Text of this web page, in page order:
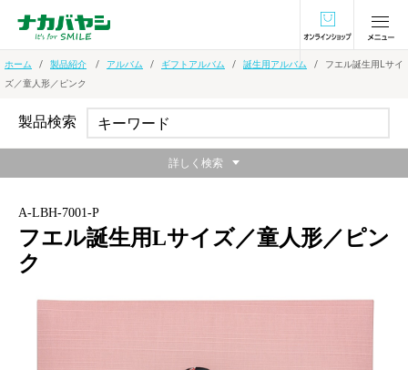
オンラインショ
ホーム 製品紹介 アルバム ギフトアルバム 誕生用アルバム
フエル誕生用Lサイ
ズ／童人形／ピンク
A-LBH-7001-P
フエル誕生用Lサイズ／童人形／ピン
ク
製品検索
詳しく検索